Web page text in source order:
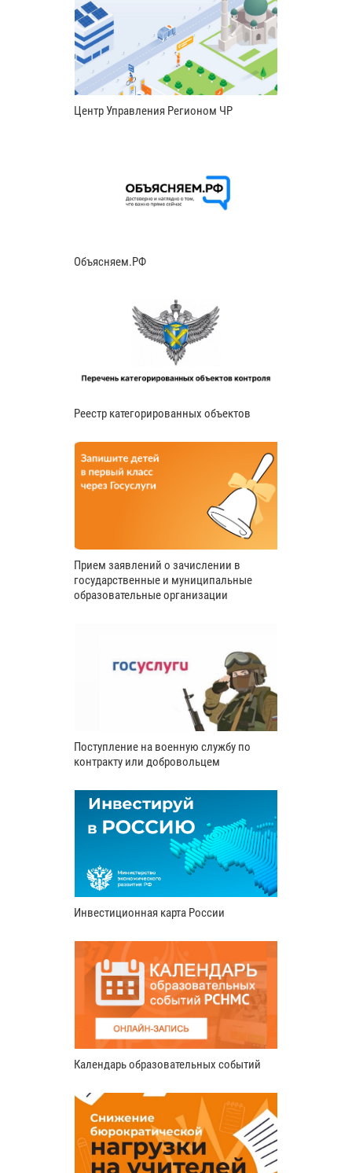
Центр Управления Регионом ЧР
Объясняем.РФ
Реестр категорированных объектов
Прием заявлений о зачислении в
государственные и муниципальные
образовательные организации
Поступление на военную службу по
контракту или добровольцем
Инвестиционная карта России
Календарь образовательных событий